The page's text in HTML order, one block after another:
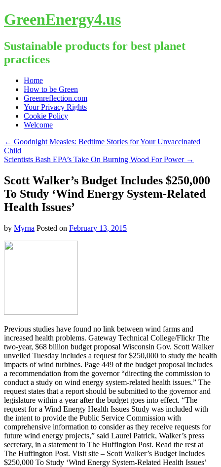
GreenEnergy4.us
Sustainable products for best planet
practices
Skip
content
Home
How to be Green
Greenreflection.com
Your Privacy Rights
Cookie Policy
Welcome
← Goodnight Measles: Bedtime Stories for Your Unvaccinated
Child
Scientists Bash EPA’s Take On Burning Wood For Power →
Scott Walker’s Budget Includes $250,000
To Study ‘Wind Energy System-Related
Health Issues’
by Myrna Posted on February 13, 2015
Previous studies have found no link between wind farms and
increased health problems. Gateway Technical College/Flickr The
two-year, $68 billion budget proposal Wisconsin Gov. Scott Walker
unveiled Tuesday includes a request for $250,000 to study the health
impacts of wind turbines. Page 449 of the budget proposal includes
a recommendation from the governor “directing the commission to
conduct a study on wind energy system-related health issues.” The
request states that a report should be submitted to the governor and
legislature within a year after the budget goes into effect. “The
request for a Wind Energy Health Issues Study was included with
the intent to provide the Public Service Commission with
comprehensive information to consider as they receive requests for
future wind energy projects,” said Laurel Patrick, Walker’s press
secretary, in a statement to The Huffington Post. Read the rest at
The Huffington Post. Visit site – Scott Walker’s Budget Includes
$250,000 To Study ‘Wind Energy System-Related Health Issues’